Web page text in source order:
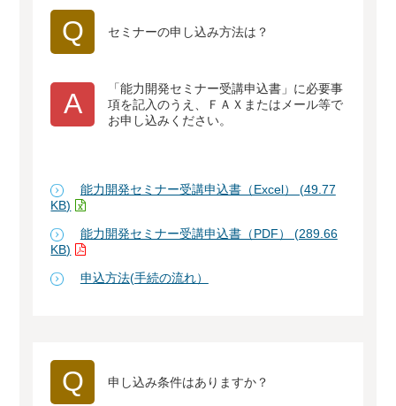
Q セミナーの申し込み方法は？
A
「能力開発セミナー受講申込書」に必要事
項を記入のうえ、ＦＡＸまたはメール等で
お申し込みください。
能力開発セミナー受講申込書（Excel） (49.77
KB)
能力開発セミナー受講申込書（PDF） (289.66
KB)
申込方法(手続の流れ）
Q 申し込み条件はありますか？